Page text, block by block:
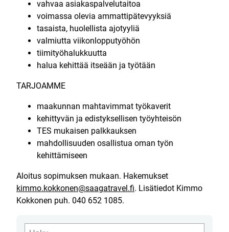
vahvaa asiakaspalvelutaitoa
voimassa olevia ammattipätevyyksiä
tasaista, huolellista ajotyyliä
valmiutta viikonlopputyöhön
tiimityöhalukkuutta
halua kehittää itseään ja työtään
TARJOAMME
maakunnan mahtavimmat työkaverit
kehittyvän ja edistyksellisen työyhteisön
TES mukaisen palkkauksen
mahdollisuuden osallistua oman työn
kehittämiseen
Aloitus sopimuksen mukaan. Hakemukset
kimmo.kokkonen@saagatravel.fi. Lisätiedot Kimmo
Kokkonen puh. 040 652 1085.
Haku: